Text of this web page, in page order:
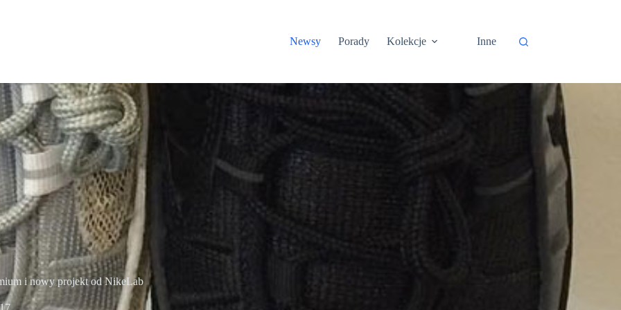
Newsy
Porady Kolekcje Inne
i nowy projekt od NikeLab